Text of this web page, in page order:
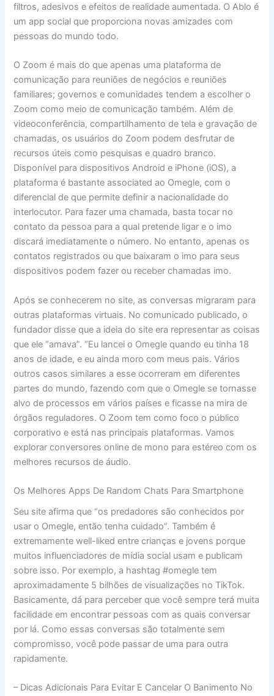
filtros, adesivos e efeitos de realidade aumentada. O Ablo é
um app social que proporciona novas amizades com
pessoas do mundo todo.
O Zoom é mais do que apenas uma plataforma de
comunicação para reuniões de negócios e reuniões
familiares; governos e comunidades tendem a escolher o
Zoom como meio de comunicação também. Além de
videoconferência, compartilhamento de tela e gravação de
chamadas, os usuários do Zoom podem desfrutar de
recursos úteis como pesquisas e quadro branco.
Disponível para dispositivos Android e iPhone (iOS), a
plataforma é bastante associated ao Omegle, com o
diferencial de que permite definir a nacionalidade do
interlocutor. Para fazer uma chamada, basta tocar no
contato da pessoa para a qual pretende ligar e o imo
discará imediatamente o número. No entanto, apenas os
contatos registrados ou que baixaram o imo para seus
dispositivos podem fazer ou receber chamadas imo.
Após se conhecerem no site, as conversas migraram para
outras plataformas virtuais. No comunicado publicado, o
fundador disse que a ideia do site era representar as coisas
que ele “amava”. “Eu lancei o Omegle quando eu tinha 18
anos de idade, e eu ainda moro com meus pais. Vários
outros casos similares a esse ocorreram em diferentes
partes do mundo, fazendo com que o Omegle se tornasse
alvo de processos em vários países e ficasse na mira de
órgãos reguladores. O Zoom tem como foco o público
corporativo e está nas principais plataformas. Vamos
explorar conversores online de mono para estéreo com os
melhores recursos de áudio.
Os Melhores Apps De Random Chats Para Smartphone
Seu site afirma que “os predadores são conhecidos por
usar o Omegle, então tenha cuidado”. Também é
extremamente well-liked entre crianças e jovens porque
muitos influenciadores de mídia social usam e publicam
sobre isso. Por exemplo, a hashtag #omegle tem
aproximadamente 5 bilhões de visualizações no TikTok.
Basicamente, dá para perceber que você sempre terá muita
facilidade em encontrar pessoas com as quais conversar
por lá. Como essas conversas são totalmente sem
compromisso, você pode passar de uma para outra
rapidamente.
– Dicas Adicionais Para Evitar E Cancelar O Banimento⁤ No